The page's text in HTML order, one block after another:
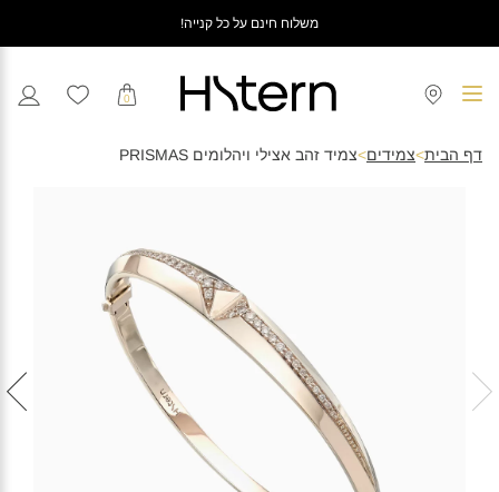
משלוח חינם על כל קנייה!
0
דף הבית>צמידים>צמיד זהב אצילי ויהלומים PRISMAS